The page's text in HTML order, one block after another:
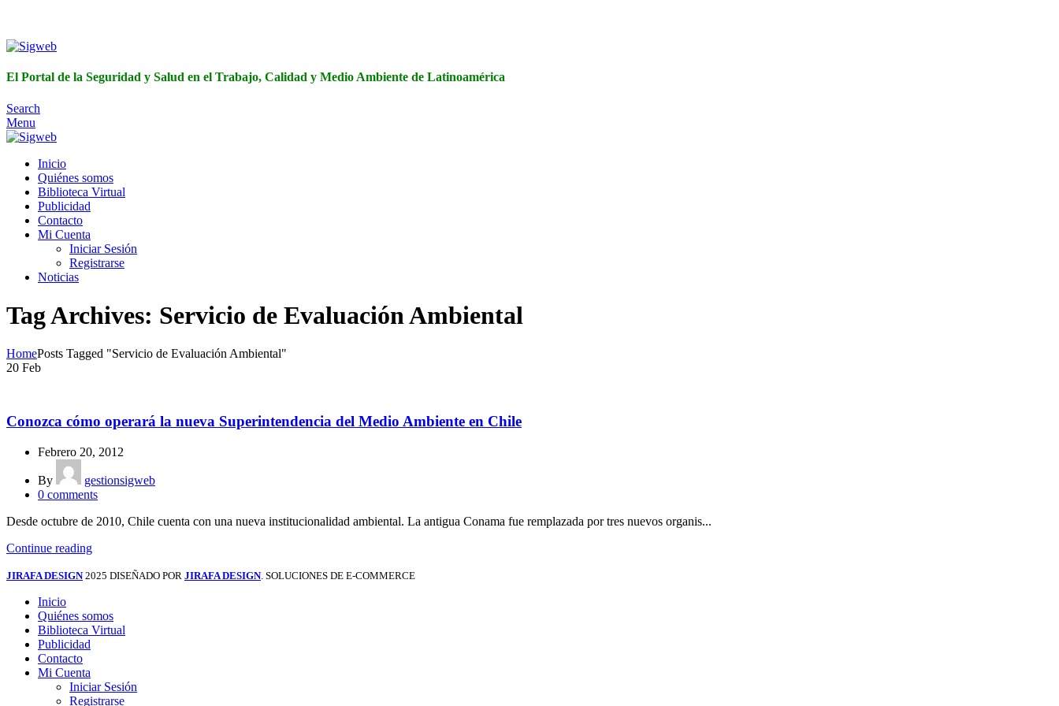
El Portal de la Seguridad y Salud en el Trabajo, Calidad y Medio Ambiente de Latinoamérica
Search
Menu
Inicio
Quiénes somos
Biblioteca Virtual
Publicidad
Contacto
Mi Cuenta
Iniciar Sesión
Registrarse
Noticias
Tag Archives: Servicio de Evaluación Ambiental
HomePosts Tagged "Servicio de Evaluación Ambiental"
20 Feb
Conozca cómo operará la nueva Superintendencia del Medio Ambiente en Chile
Febrero 20, 2012
By
gestionsigweb
0 comments
Desde octubre de 2010, Chile cuenta con una nueva institucionalidad ambiental. La antigua Conama fue remplazada por tres nuevos organis...
Continue reading
JIRAFA DESIGN 2025 DISEÑADO POR JIRAFA DESIGN. SOLUCIONES DE E-COMMERCE
Inicio
Quiénes somos
Biblioteca Virtual
Publicidad
Contacto
Mi Cuenta
Iniciar Sesión
Registrarse